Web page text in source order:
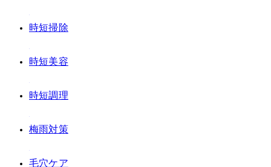
#時短掃除
#時短美容
#時短調理
#梅雨対策
#毛穴ケア